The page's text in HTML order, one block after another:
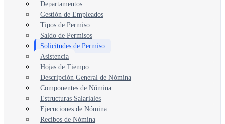
Departamentos
Gestión de Empleados
Tipos de Permiso
Saldo de Permisos
Solicitudes de Permiso
Asistencia
Hojas de Tiempo
Descripción General de Nómina
Componentes de Nómina
Estructuras Salariales
Ejecuciones de Nómina
Recibos de Nómina